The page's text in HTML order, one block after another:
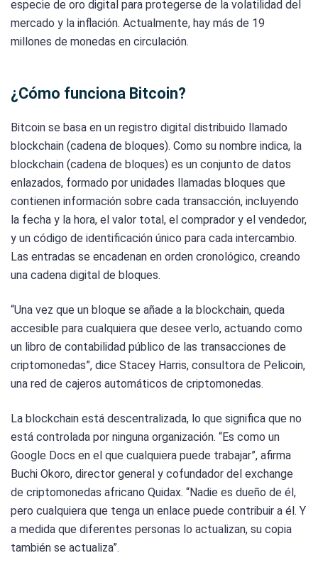
especie de oro digital para protegerse de la volatilidad del
mercado y la inflación. Actualmente, hay más de 19
millones de monedas en circulación.
¿Cómo funciona Bitcoin?
Bitcoin se basa en un registro digital distribuido llamado
blockchain (cadena de bloques). Como su nombre indica, la
blockchain (cadena de bloques) es un conjunto de datos
enlazados, formado por unidades llamadas bloques que
contienen información sobre cada transacción, incluyendo
la fecha y la hora, el valor total, el comprador y el vendedor,
y un código de identificación único para cada intercambio.
Las entradas se encadenan en orden cronológico, creando
una cadena digital de bloques.
“Una vez que un bloque se añade a la blockchain, queda
accesible para cualquiera que desee verlo, actuando como
un libro de contabilidad público de las transacciones de
criptomonedas”, dice Stacey Harris, consultora de Pelicoin,
una red de cajeros automáticos de criptomonedas.
La blockchain está descentralizada, lo que significa que no
está controlada por ninguna organización. “Es como un
Google Docs en el que cualquiera puede trabajar”, afirma
Buchi Okoro, director general y cofundador del exchange
de criptomonedas africano Quidax. “Nadie es dueño de él,
pero cualquiera que tenga un enlace puede contribuir a él. Y
a medida que diferentes personas lo actualizan, su copia
también se actualiza”.